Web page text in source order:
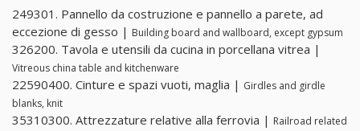
249301. Pannello da costruzione e pannello a parete, ad
eccezione di gesso | Building board and wallboard, except gypsum
326200. Tavola e utensili da cucina in porcellana vitrea |
Vitreous china table and kitchenware
22590400. Cinture e spazi vuoti, maglia | Girdles and girdle
blanks, knit
35310300. Attrezzature relative alla ferrovia | Railroad related